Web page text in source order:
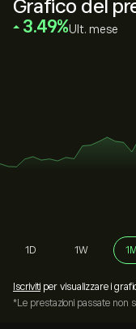
Grafico del
‎3.49‎ Ult. mese
1D 1W 1M
Iscriviti per visualizzare i
*Le prestazioni passate non